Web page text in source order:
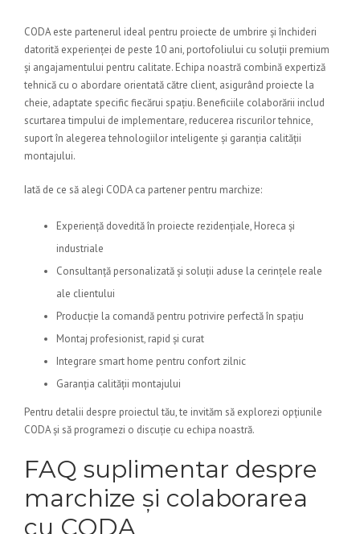
CODA este partenerul ideal pentru proiecte de umbrire și închideri
datorită experienței de peste 10 ani, portofoliului cu soluții premium
și angajamentului pentru calitate. Echipa noastră combină expertiză
tehnică cu o abordare orientată către client, asigurând proiecte la
cheie, adaptate specific fiecărui spațiu. Beneficiile colaborării includ
scurtarea timpului de implementare, reducerea riscurilor tehnice,
suport în alegerea tehnologiilor inteligente și garanția calității
montajului.
Iată de ce să alegi CODA ca partener pentru marchize:
Experiență dovedită în proiecte rezidențiale, Horeca și
industriale
Consultanță personalizată și soluții aduse la cerințele reale
ale clientului
Producție la comandă pentru potrivire perfectă în spațiu
Montaj profesionist, rapid și curat
Integrare smart home pentru confort zilnic
Garanția calității montajului
Pentru detalii despre proiectul tău, te invităm să explorezi opțiunile
CODA și să programezi o discuție cu echipa noastră.
FAQ suplimentar despre
marchize și colaborarea
cu CODA